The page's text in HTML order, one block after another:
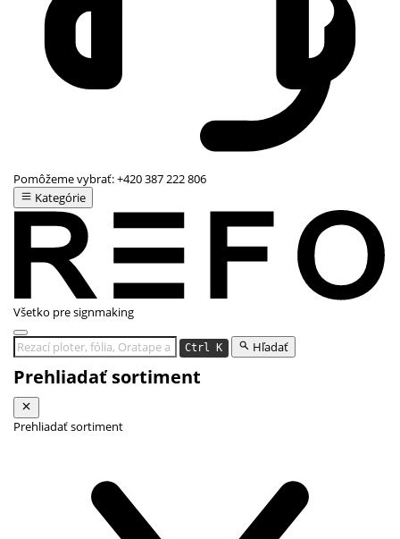
Pomôžeme vybrať:+420 387 222 806
Kategórie
Všetko pre signmaking
Ctrl K Hľadať
Prehliadať sortiment
Prehliadať sortiment